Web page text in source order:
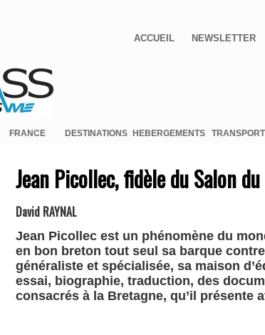
ACCUEIL NEWSLETTER
FRANCE DESTINATIONS HEBERGEMENTS
Jean Picollec, fidèle du Salon
David RAYNAL
Jean Picollec est un phénomène du
en bon breton tout seul sa barque
généraliste et spécialisée, sa maison
essai, biographie, traduction, des
consacrés à la Bretagne, qu’il présente